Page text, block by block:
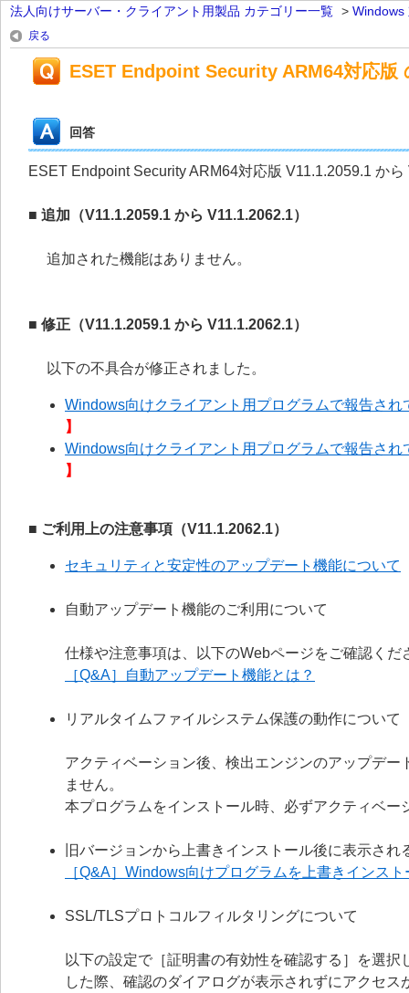
法人向けサーバー・クライアント用製品 カテゴリー一覧 > Windows
戻る
ESET Endpoint Security ARM64対応版
回答
ESET Endpoint Security ARM64対応版 V11.1.2059.1 か
■ 追加（V11.1.2059.1 から V11.1.2062.1）
追加された機能はありません。
■ 修正（V11.1.2059.1 から V11.1.2062.1）
以下の不具合が修正されました。
Windows向けクライアント用プログラムで報告さ
】
Windows向けクライアント用プログラムで報告さ
】
■ ご利用上の注意事項（V11.1.2062.1）
セキュリティと安定性のアップデート機能について
自動アップデート機能のご利用について
仕様や注意事項は、以下のWebページをご確認くだ
［Q&A］自動アップデート機能とは？
リアルタイムファイルシステム保護の動作について
アクティベーション後、検出エンジンのアップデ
ません。
本プログラムをインストール時、必ずアクティベ
旧バージョンから上書きインストール後に表示され
［Q&A］Windows向けプログラムを上書きインス
SSL/TLSプロトコルフィルタリングについて
以下の設定で［証明書の有効性を確認する］を選
した際、確認のダイアログが表示されずにアクセ